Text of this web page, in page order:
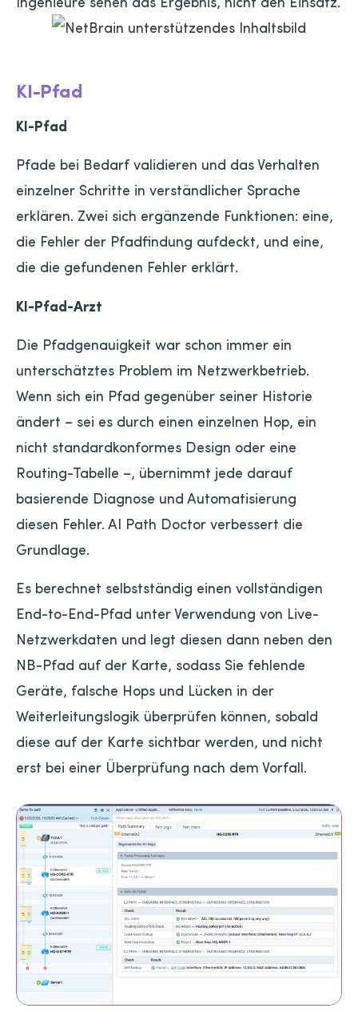
KI-Pfad
KI-Pfad
Pfade bei Bedarf validieren und das Verhalten
einzelner Schritte in verständlicher Sprache
erklären. Zwei sich ergänzende Funktionen: eine,
die Fehler der Pfadfindung aufdeckt, und eine,
die die gefundenen Fehler erklärt.
KI-Pfad-Arzt
Die Pfadgenauigkeit war schon immer ein
unterschätztes Problem im Netzwerkbetrieb.
Wenn sich ein Pfad gegenüber seiner Historie
ändert – sei es durch einen einzelnen Hop, ein
nicht standardkonformes Design oder eine
Routing-Tabelle –, übernimmt jede darauf
basierende Diagnose und Automatisierung
diesen Fehler. AI Path Doctor verbessert die
Grundlage.
Es berechnet selbstständig einen vollständigen
End-to-End-Pfad unter Verwendung von Live-
Netzwerkdaten und legt diesen dann neben den
NB-Pfad auf der Karte, sodass Sie fehlende
Geräte, falsche Hops und Lücken in der
Weiterleitungslogik überprüfen können, sobald
diese auf der Karte sichtbar werden, und nicht
erst bei einer Überprüfung nach dem Vorfall.